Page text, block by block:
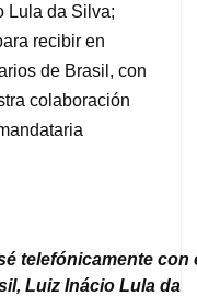
Lula da Silva;
recibir en
de Brasil, con
colaboración
telefónicamente con
Luiz Inácio Lula da